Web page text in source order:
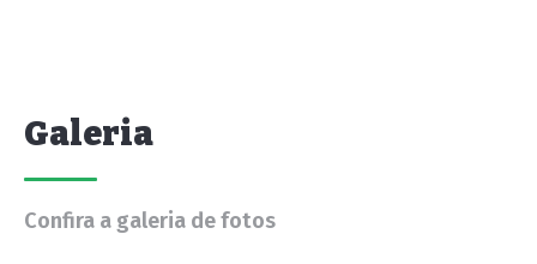
Galeria
Confira a galeria de fotos